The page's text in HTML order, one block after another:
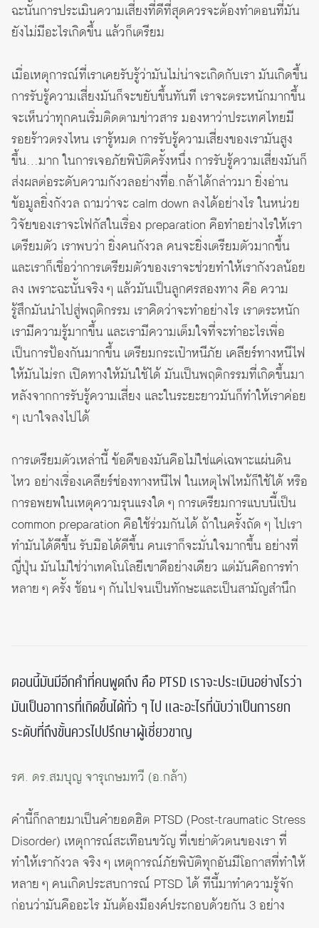
ฉะนั้นการประเมินความเสี่ยงที่ดีที่สุดควรจะต้องทำตอนที่มัน
ยังไม่มีอะไรเกิดขึ้น แล้วก็เตรียม
เมื่อเหตุการณ์ที่เราเคยรับรู้ว่ามันไม่น่าจะเกิดกับเรา มันเกิดขึ้น
การรับรู้ความเสี่ยงมันก็จะขยับขึ้นทันที เราจะตระหนักมากขึ้น
จะเห็นว่าทุกคนเริ่มติดตามข่าวสาร มองหาว่าประเทศไทยมี
รอยร้าวตรงไหน เรารู้หมด การรับรู้ความเสี่ยงของเรามันสูง
ขึ้น…มาก ในการเจอภัยพิบัติครั้งหนึ่ง การรับรู้ความเสี่ยงมันก็
ส่งผลต่อระดับความกังวลอย่างที่อ.กล้าได้กล่าวมา ยิ่งอ่าน
ข้อมูลยิ่งกังวล ถามว่าจะ calm down ลงได้อย่างไร ในหน่วย
วิจัยของเราจะโฟกัสในเรื่อง preparation คือทำอย่างไรให้เรา
เตรียมตัว เราพบว่า ยิ่งคนกังวล คนจะยิ่งเตรียมตัวมากขึ้น
และเราก็เชื่อว่าการเตรียมตัวของเราจะช่วยทำให้เรากังวลน้อย
ลง เพราะฉะนั้นจริง ๆ แล้วมันเป็นลูกศรสองทาง คือ ความ
รู้สึกมันนำไปสู่พฤติกรรม เราคิดว่าจะทำอย่างไร เราตระหนัก
เรามีความรู้มากขึ้น และเรามีความเต็มใจที่จะทำอะไรเพื่อ
เป็นการป้องกันมากขึ้น เตรียมกระเป๋าหนีภัย เคลียร์ทางหนีไฟ
ให้มันไม่รก เปิดทางให้มันใช้ได้ มันเป็นพฤติกรรมที่เกิดขึ้นมา
หลังจากการรับรู้ความเสี่ยง และในระยะยาวมันก็ทำให้เราค่อย
ๆ เบาใจลงไปได้
การเตรียมตัวเหล่านี้ ข้อดีของมันคือไม่ใช่แค่เฉพาะแผ่นดิน
ไหว อย่างเรื่องเคลียร์ช่องทางหนีไฟ ในเหตุไฟไหม้ก็ใช้ได้ หรือ
การอพยพในเหตุความรุนแรงใด ๆ การเตรียมการแบบนี้เป็น
common preparation คือใช้ร่วมกันได้ ถ้าในครั้งถัด ๆ ไปเรา
ทำมันได้ดีขึ้น รับมือได้ดีขึ้น คนเราก็จะมั่นใจมากขึ้น อย่างที่
ญี่ปุ่น มันไม่ใช่ว่าเทคโนโลยีเขาดีอย่างเดียว แต่มันคือการทำ
หลาย ๆ ครั้ง ซ้อน ๆ กันไปจนเป็นทักษะและเป็นสามัญสำนึก
ตอนนี้มันมีอีกคำที่คนพูดถึง คือ PTSD เราจะประเมินอย่างไรว่า
มันเป็นอาการที่เกิดขึ้นได้ทั่ว ๆ ไป และอะไรที่นับว่าเป็นการยก
ระดับที่ถึงขั้นควรไปปรึกษาผู้เชี่ยวขาญ
รศ. ดร.สมบุญ จารุเกษมทวี (อ.กล้า)
คำนี้ก็กลายมาเป็นคำยอดฮิต PTSD (Post-traumatic Stress
Disorder) เหตุการณ์สะเทือนขวัญ ที่เขย่าตัวตนของเรา ที่
ทำให้เรากังวล จริง ๆ เหตุการณ์ภัยพิบัติทุกอันมีโอกาสที่ทำให้
หลาย ๆ คนเกิดประสบการณ์ PTSD ได้ ทีนี้มาทำความรู้จัก
ก่อนว่ามันคืออะไร มันต้องมีองค์ประกอบด้วยกัน 3 อย่าง